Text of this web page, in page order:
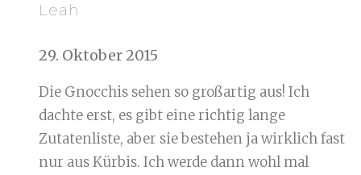
Leah
29. Oktober 2015
Die Gnocchis sehen so großartig aus! Ich
dachte erst, es gibt eine richtig lange
Zutatenliste, aber sie bestehen ja wirklich fast
nur aus Kürbis. Ich werde dann wohl mal